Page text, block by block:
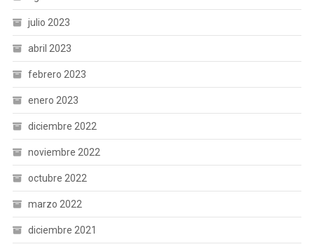
julio 2023
abril 2023
febrero 2023
enero 2023
diciembre 2022
noviembre 2022
octubre 2022
marzo 2022
diciembre 2021